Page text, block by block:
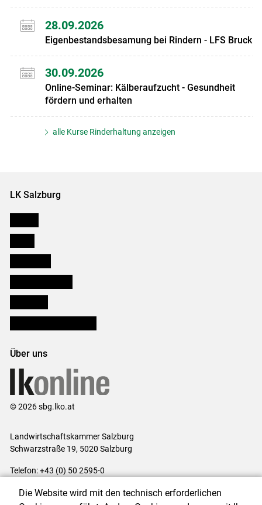
28.09.2026
Eigenbestandsbesamung bei Rindern - LFS Bruck
30.09.2026
Online-Seminar: Kälberaufzucht - Gesundheit
fördern und erhalten
alle Kurse Rinderhaltung anzeigen
LK Salzburg
Über uns
© 2026 sbg.lko.at
Landwirtschaftskammer Salzburg
Schwarzstraße 19, 5020 Salzburg
Telefon: +43 (0) 50 2595-0
Die Website wird mit den technisch erforderlichen